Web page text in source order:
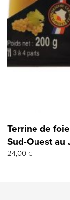
Terrine de
Sud-Ouest au
24,00 €